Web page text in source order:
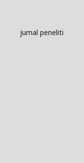
jurnal peneliti